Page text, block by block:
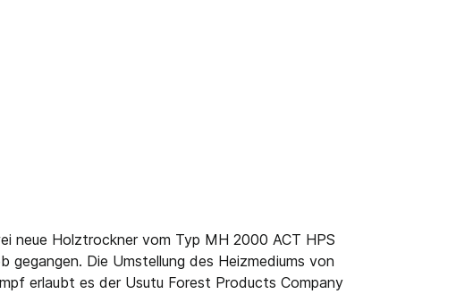
neue Holztrockner vom Typ MH 2000 ACT HPS
gegangen. Die Umstellung des Heizmediums von
erlaubt es der Usutu Forest Products Company